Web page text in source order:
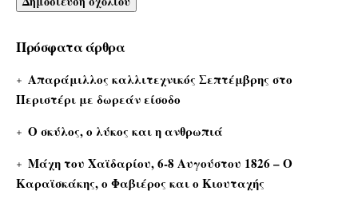
Πρόσφατα άρθρα
Απαράμιλλος καλλιτεχνικός Σεπτέμβρης στο
Περιστέρι με δωρεάν είσοδο
Ο σκύλος, ο λύκος και η ανθρωπιά
Μάχη του Χαϊδαρίου, 6-8 Αυγούστου 1826 – Ο
Καραϊσκάκης, ο Φαβιέρος και ο Κιουταχής